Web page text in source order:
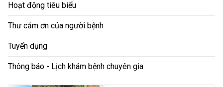
Hoạt động tiêu biểu
Thư cảm ơn của người bệnh
Tuyển dụng
Thông báo - Lịch khám bệnh chuyên gia